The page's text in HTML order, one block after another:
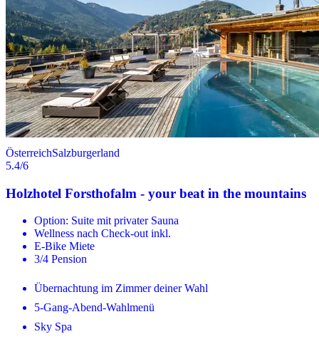
ÖsterreichSalzburgerland
5.4/6
Holzhotel Forsthofalm - your beat in the mountains
Option: Suite mit privater Sauna
Wellness nach Check-out inkl.
E-Bike Miete
3/4 Pension
Übernachtung im Zimmer deiner Wahl
5-Gang-Abend-Wahlmenü
Sky Spa